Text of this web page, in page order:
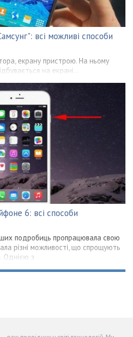
всі можливі способи
екрану пристрою. На ньому
на екрані...
6: всі способи
подробиць пропрацювала свою
різні можливості, що спрощують
Однією з